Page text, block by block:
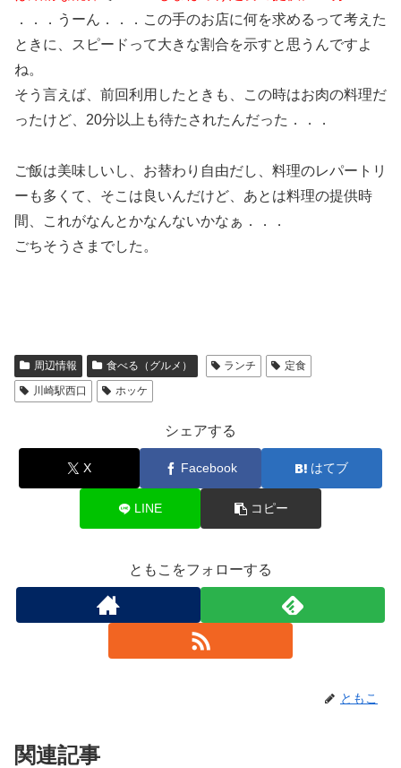
．．．うーん．．．この手のお店に何を求めるって考えた
ときに、スピードって大きな割合を示すと思うんですよ
ね。
そう言えば、前回利用したときも、この時はお肉の料理だ
ったけど、20分以上も待たされたんだった．．．
ご飯は美味しいし、お替わり自由だし、料理のレパートリ
ーも多くて、そこは良いんだけど、あとは料理の提供時
間、これがなんとかなんないかなぁ．．．
ごちそうさまでした。
周辺情報 食べる（グルメ） ランチ
定食
川崎駅西口
ホッケ
シェアする
X Facebook はてブ
LINE コピー
ともこをフォローする
ともこ
関連記事